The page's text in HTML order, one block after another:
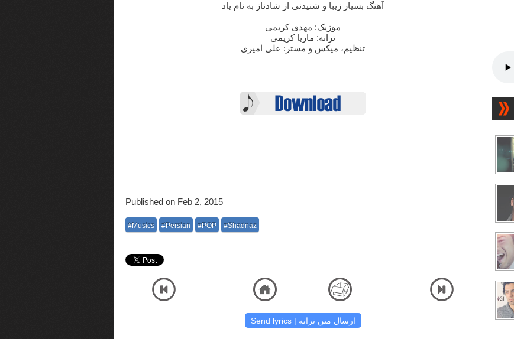
آهنگ بسیار زیبا و شنیدنی از شادناز به نام یاد
موزیک: مهدی کریمی
ترانه: ماریا کریمی
تنظیم، میکس و مستر: علی امیری
Published on Feb 2, 2015
#Musics #Persian #POP #Shadnaz